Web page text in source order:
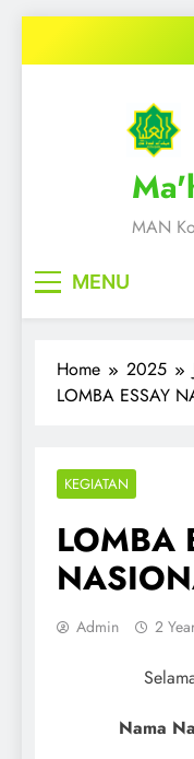
MAN
MENU
Home 2025
LOMBA ESSAY
KEGIATAN
LOMBA
Admin 2
Nama